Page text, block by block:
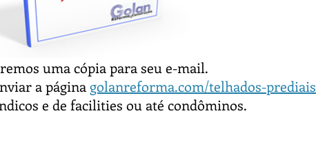
uma cópia para seu e-mail.
a páginagolanreforma.com/telhados-prediais
e de facilities ou até condôminos.